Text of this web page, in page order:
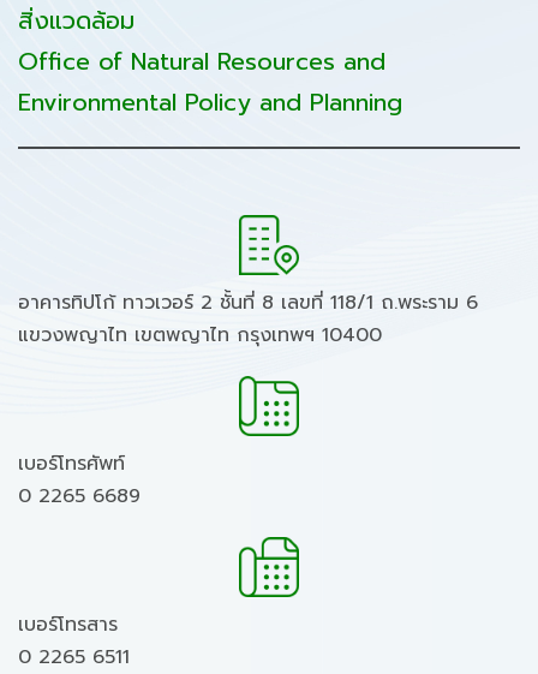
สิ่งแวดล้อม
Office of Natural Resources and
Environmental Policy and Planning
อาคารทิปโก้ ทาวเวอร์ 2 ชั้นที่ 8 เลขที่ 118/1 ถ.พระราม 6
แขวงพญาไท เขตพญาไท กรุงเทพฯ 10400
เบอร์โทรศัพท์
0 2265 6689
เบอร์โทรสาร
0 2265 6511